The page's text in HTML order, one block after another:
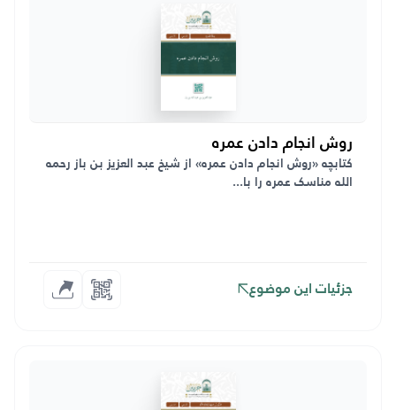
روش انجام دادن عمره
کتابچه «روش انجام دادن عمره» از شیخ عبد العزیز بن باز رحمه
الله مناسک عمره را با...
جزئیات این موضوع